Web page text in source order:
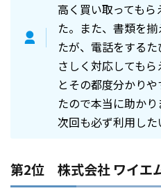
高く買い取っても
た。また、書類を
たが、電話をする
さしく対応しても
とその都度分かり
たので本当に助かり
次回も必ず利用した
第2位 株式会社 ワイエ